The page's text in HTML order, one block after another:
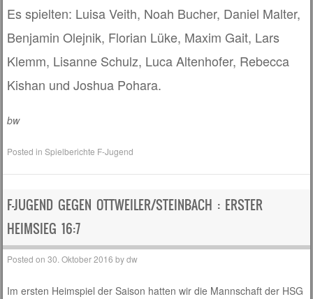
Es spielten: Luisa Veith, Noah Bucher, Daniel Malter,
Benjamin Olejnik, Florian Lüke, Maxim Gait, Lars
Klemm, Lisanne Schulz, Luca Altenhofer, Rebecca
Kishan und Joshua Pohara.
bw
Posted inSpielberichte F-Jugend
F-JUGEND GEGEN OTTWEILER/STEINBACH : ERSTER
HEIMSIEG 16:7
Posted on30. Oktober 2016 bydw
Im ersten Heimspiel der Saison hatten wir die Mannschaft der HSG